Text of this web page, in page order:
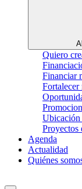
Quiero
Financiar
Ubicación
Proyectos
Agenda
Actualidad
Quiénes